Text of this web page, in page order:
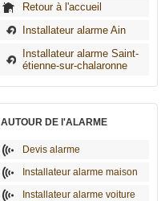
Retour à l'accueil
Installateur alarme Ain
Installateur alarme Saint-
étienne-sur-chalaronne
AUTOUR DE l'ALARME
Devis alarme
Installateur alarme maison
Installateur alarme voiture